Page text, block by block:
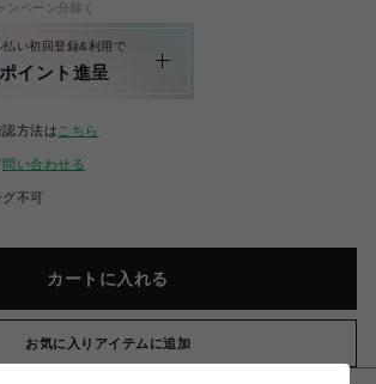
ペーン分除く
い初回登録&利用で
イント進呈
方法は こちら
問い合わせる
不可
カートに入れる
お気に入りアイテムに追加